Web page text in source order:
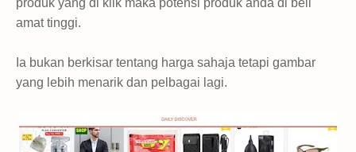
amat tinggi.
Ia bukan berkisar tentang harga sahaja tetapi gambar
yang lebih menarik dan pelbagai lagi.